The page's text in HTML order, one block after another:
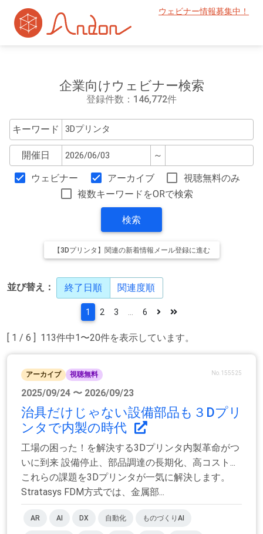
ウェビナー情報募集中！
企業向けウェビナー検索
登録件数：146,772件
キーワード
開催日 ～
ウェビナー アーカイブ
視聴無料のみ
複数キーワードをORで検索
検索
【3Dプリンタ】関連の新着情報メール登録に進む
並び替え： 終了日順 関連度順
[ 1 / 6 ] 113件中1〜20件を表示しています。
1 2 3 6
アーカイブ 視聴無料 No.155525
2025/09/24 〜 2026/09/23
治具だけじゃない設備部品も３Dプリ
ンタで内製の時代
工場の困った！を解決する3Dプリンタ内製革命がつ
いに到来 設備停止、部品調達の長期化、高コスト...
これらの課題を3Dプリンタが一気に解決します。
Stratasys FDM方式では、金属部...
AR AI DX 自動化 ものづくりAI